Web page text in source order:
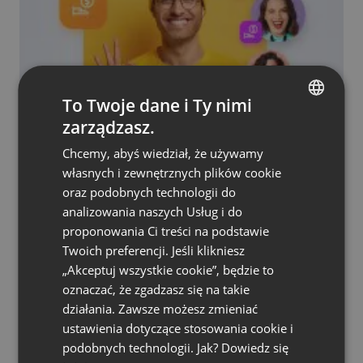
NOWOŚCI W PRODUKCIE
Jak zarabiać na donejtach? Poznaj nowy
sposób na zyski!
Paweł ŁaniewskiWrzesień 13, 2024
FRENCH
RUSSIAN
SPANISH
ITALIAN
To Twoje dane i Ty nimi
zarządzasz.
Chcemy, abyś wiedział, że używamy
własnych i zewnętrznych plików cookie
oraz podobnych technologii do
analizowania naszych Usług i do
proponowania Ci treści na podstawie
Twoich preferencji. Jeśli klikniesz
„Akceptuj wszystkie cookie”, będzie to
oznaczać, że zgadzasz się na takie
działania. Zawsze możesz zmieniać
ustawienia dotyczące stosowania cookie i
podobnych technologii. Jak? Dowiedz się